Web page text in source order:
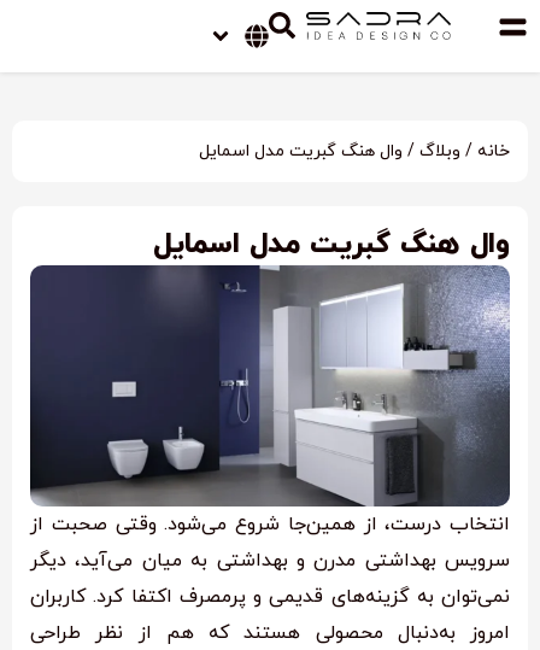
خانه / وبلاگ / وال هنگ گبریت مدل اسمایل
وال هنگ گبریت مدل اسمایل
انتخاب درست، از همین‌جا شروع می‌شود. وقتی صحبت از
سرویس بهداشتی مدرن و بهداشتی به میان می‌آید، دیگر
نمی‌توان به گزینه‌های قدیمی و پرمصرف اکتفا کرد. کاربران
امروز به‌دنبال محصولی هستند که هم از نظر طراحی